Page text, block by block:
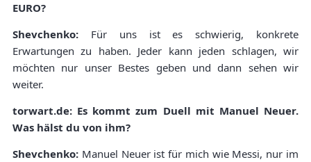
EURO?
Shevchenko: Für uns ist es schwierig, konkrete
Erwartungen zu haben. Jeder kann jeden schlagen, wir
möchten nur unser Bestes geben und dann sehen wir
weiter.
torwart.de: Es kommt zum Duell mit Manuel Neuer.
Was hälst du von ihm?
Shevchenko: Manuel Neuer ist für mich wie Messi, nur im